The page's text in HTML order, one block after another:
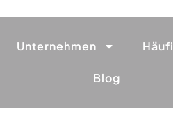
Unternehmen
Blog